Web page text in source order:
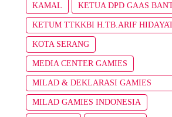
KAMAL KETUA DPD GAAS
KETUM TTKKBI H.TB.ARIF
KOTA SERANG
MEDIA CENTER GAMIES
MILAD & DEKLARASI GAMIES
INDONESIA
MILAD GAMIES INDONESIA